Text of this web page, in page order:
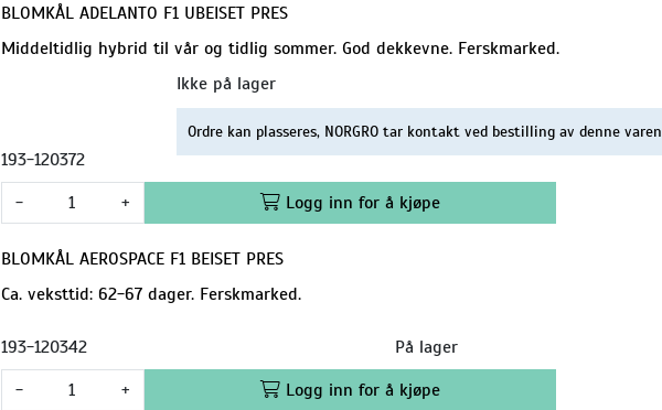
BLOMKÅL ADELANTO F1 UBEISET PRES
Middeltidlig hybrid til vår og tidlig sommer. God dekkevne. Ferskmarked.
193-120372
Ikke på lager
Ordre kan plasseres, NORGRO tar kontakt ved bestilling av denne varen
- + Logg inn for å kjøpe
BLOMKÅL AEROSPACE F1 BEISET PRES
Ca. veksttid: 62-67 dager. Ferskmarked.
193-120342 På lager
- + Logg inn for å kjøpe